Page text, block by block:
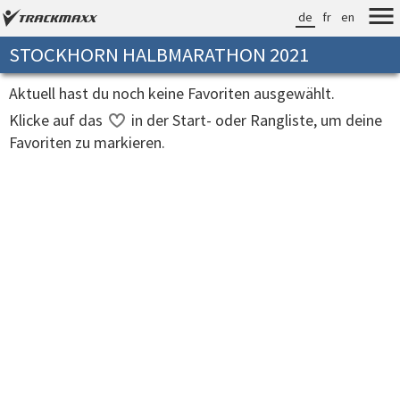
de fr en
STOCKHORN HALBMARATHON 2021
Aktuell hast du noch keine Favoriten ausgewählt.
Klicke auf das
in der Start- oder Rangliste, um deine
Favoriten zu markieren.